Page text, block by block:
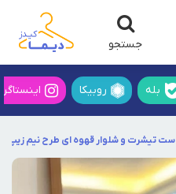
جستجو
بله روبیکا
ست تیشرت و شلوار قهوه ای طرح نیم زیپ